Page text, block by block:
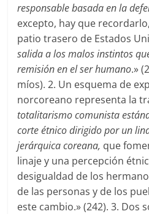
responsable basada en la
excepto, hay que
patio trasero de Estados
salida a los malos instintos
remisión en el ser humano.»
míos). 2. Un esquema de
norcoreano representa la
totalitarismo comunista
corte étnico dirigido por un
jerárquica coreana, que
linaje y una percepción
desigualdad de los
de las personas y de los
este cambio.» (242). 3. Dos